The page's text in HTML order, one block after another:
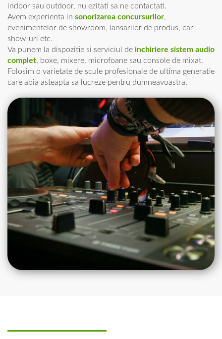
indoor sau outdoor, nu ezitati sa ne contactati.
Avem experienta in sonorizarea concursurilor,
evenimentelor de showroom, lansarilor de produs, car
show-uri etc.
Va punem la dispozitie si serviciul de inchiriere sistem audio
complet, boxe, mixere, microfoane sau console de mixat.
Folosim o varietate de scule profesionale de ultima generatie
care abia asteapta sa lucreze pentru dumneavoastra.